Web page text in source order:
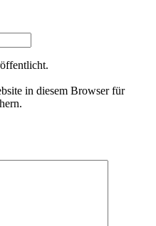
in diesem Browser für